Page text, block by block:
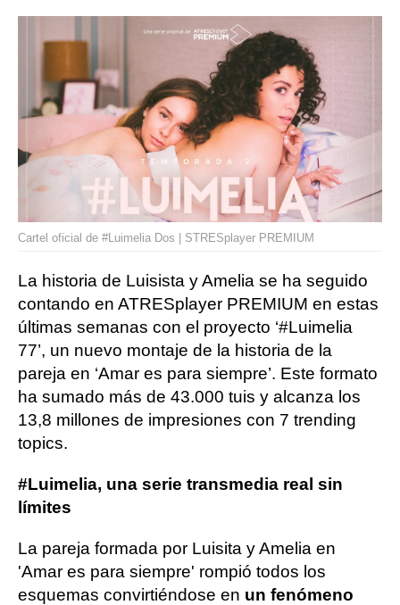
Cartel oficial de #Luimelia Dos | STRESplayer PREMIUM
La historia de Luisista y Amelia se ha seguido
contando en ATRESplayer PREMIUM en estas
últimas semanas con el proyecto ‘#Luimelia
77’, un nuevo montaje de la historia de la
pareja en ‘Amar es para siempre’. Este formato
ha sumado más de 43.000 tuis y alcanza los
13,8 millones de impresiones con 7 trending
topics.
#Luimelia, una serie transmedia real sin
límites
La pareja formada por Luisita y Amelia en
'Amar es para siempre' rompió todos los
esquemas convirtiéndose en un fenómeno